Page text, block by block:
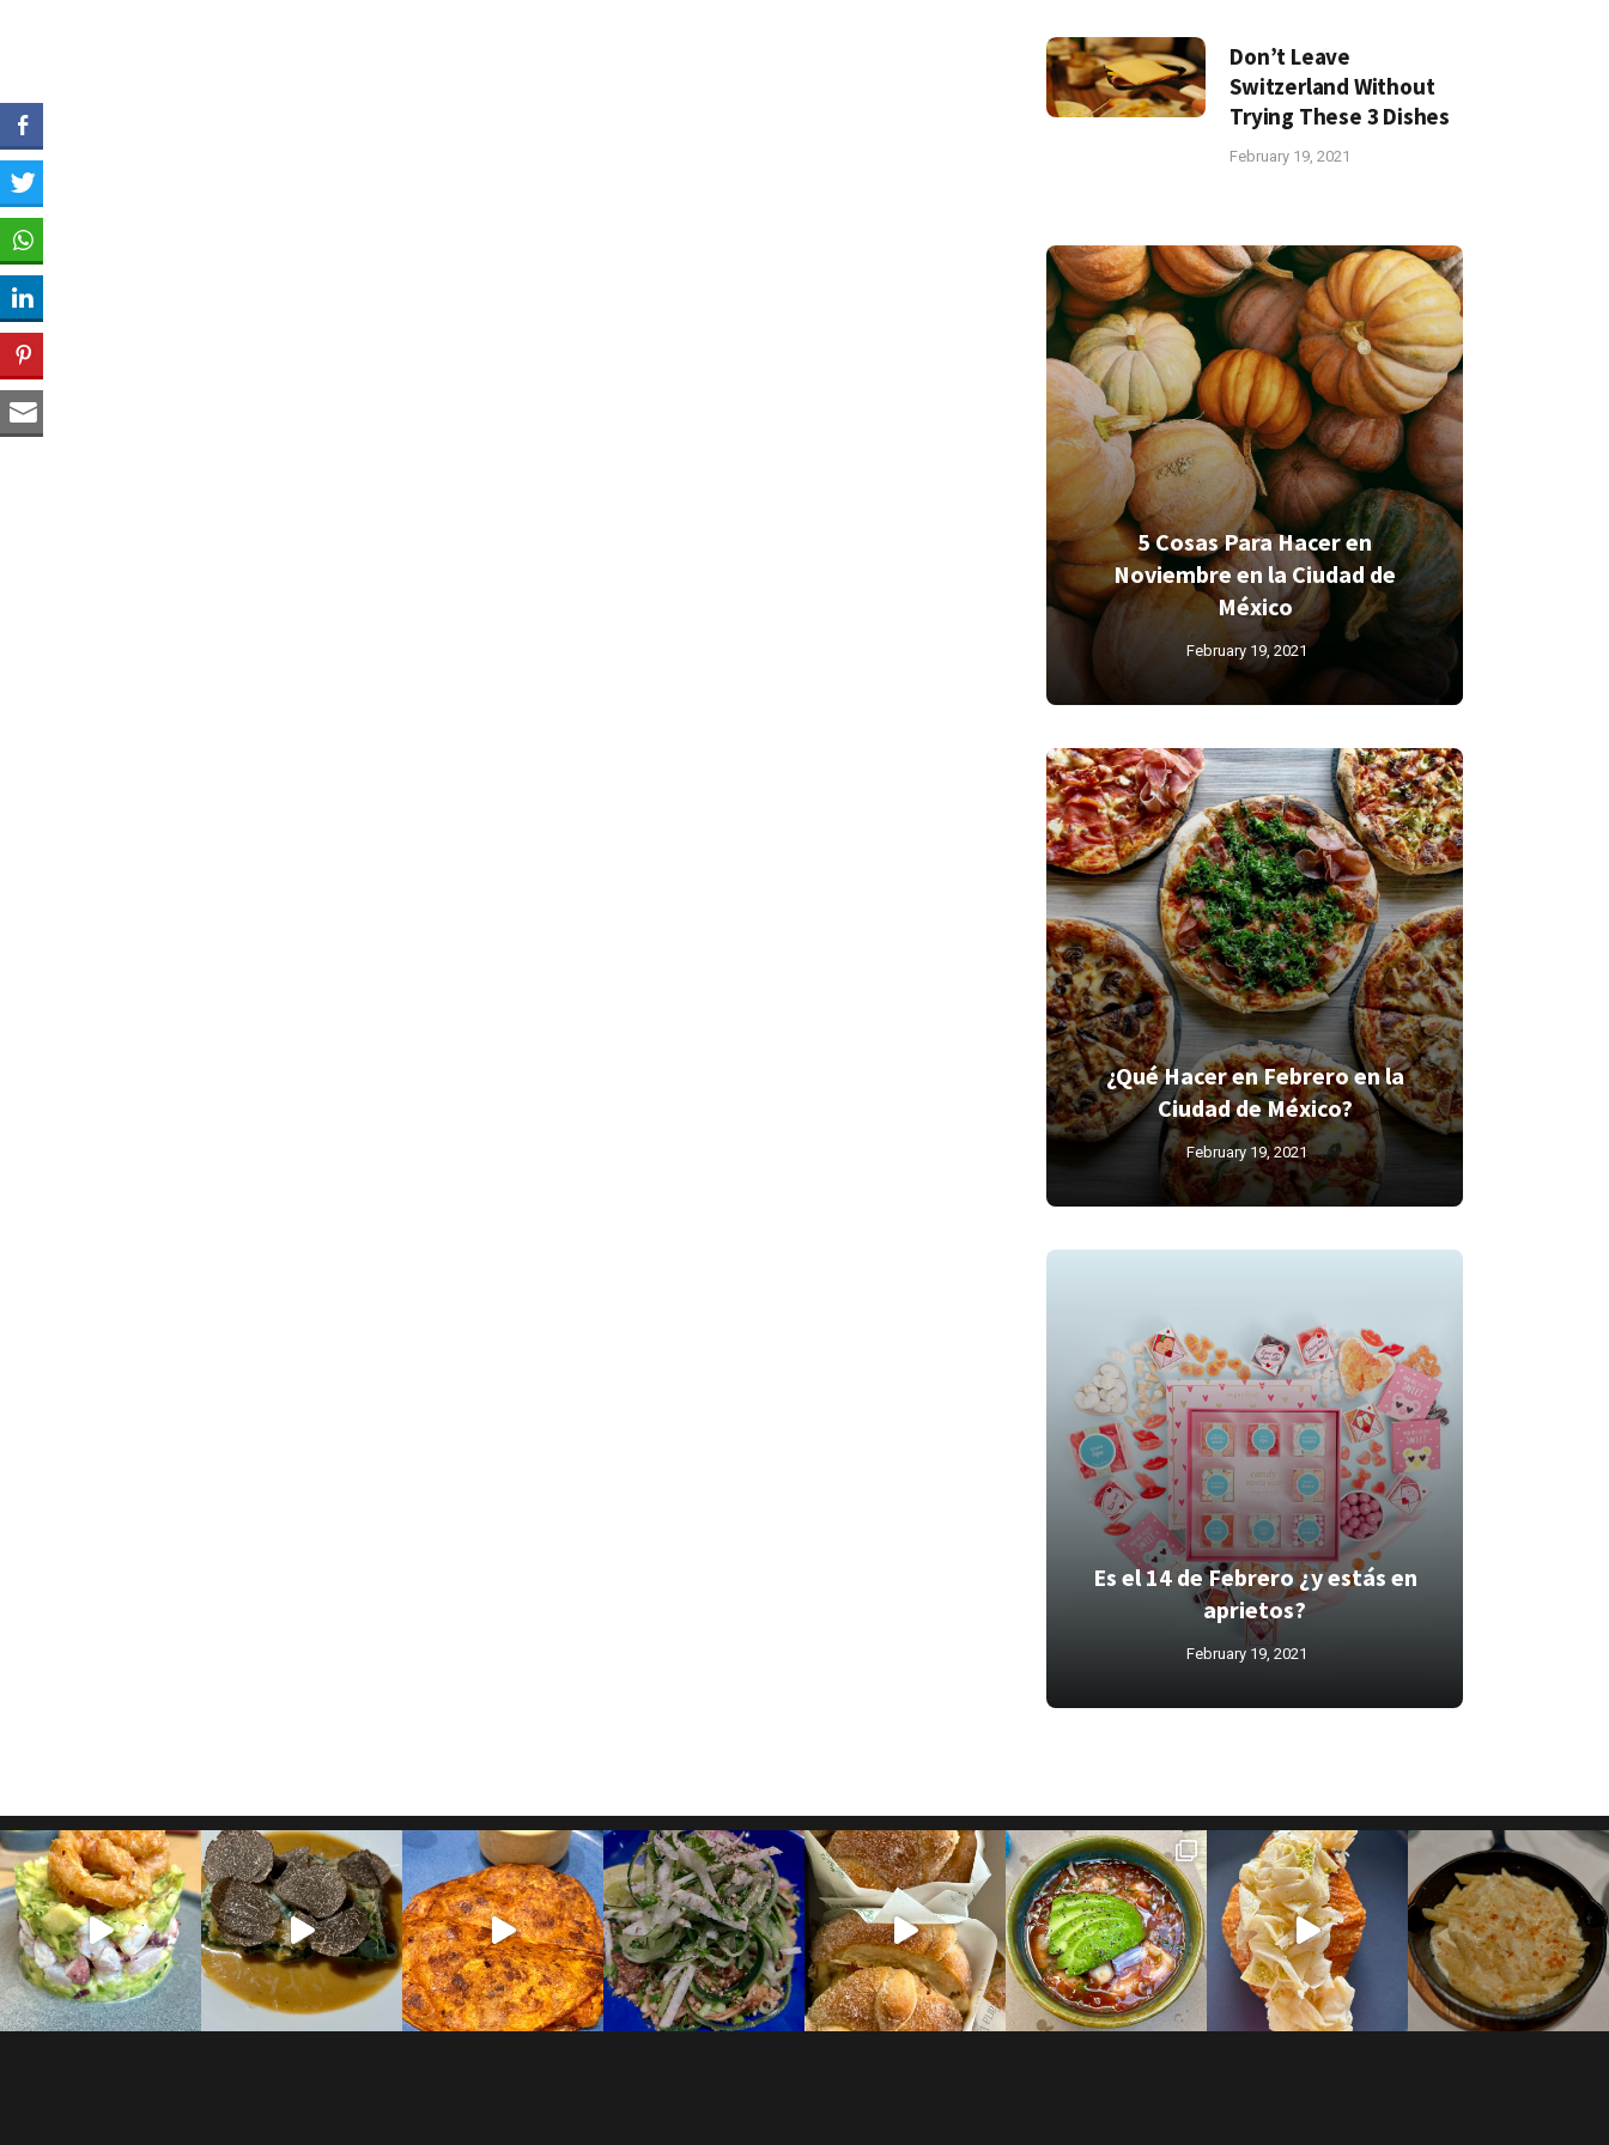
Don’t Leave
Switzerland Without
Trying These 3 Dishes
February 19, 2021
5 Cosas Para Hacer en
Noviembre en la Ciudad de
México
February 19, 2021
¿Qué Hacer en Febrero en la
Ciudad de México?
February 19, 2021
Es el 14 de Febrero ¿y estás en
aprietos?
February 19, 2021